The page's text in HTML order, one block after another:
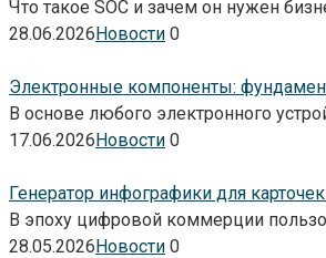
Что такое SOC и зачем он нужен
28.06.2026Новости 0
Электронные компоненты:
В основе любого электронного
17.06.2026Новости 0
Генератор инфографики для
В эпоху цифровой коммерции
28.05.2026Новости 0